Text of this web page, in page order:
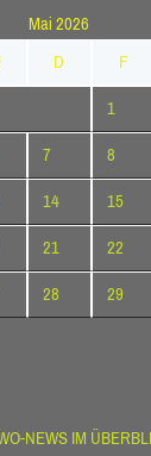
Mai 2026
D F
1
7 8
14 15
21 22
28 29
NEWS IM